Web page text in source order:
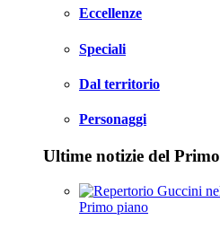
Eccellenze
Speciali
Dal territorio
Personaggi
Ultime notizie del
Primo piano